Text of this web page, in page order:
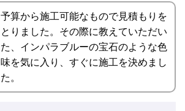
予算から施工可能なもので見積もりを
とりました。その際に教えていただい
た、インパラブルーの宝石のような色
味を気に入り、すぐに施工を決めまし
た。